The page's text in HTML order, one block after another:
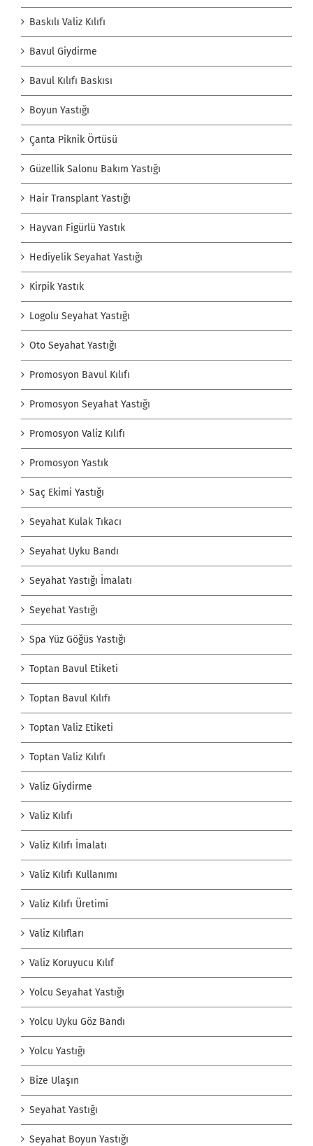
Baskılı Valiz Kılıfı
Bavul Giydirme
Bavul Kılıfı Baskısı
Boyun Yastığı
Çanta Piknik Örtüsü
Güzellik Salonu Bakım Yastığı
Hair Transplant Yastığı
Hayvan Figürlü Yastık
Hediyelik Seyahat Yastığı
Kirpik Yastık
Logolu Seyahat Yastığı
Oto Seyahat Yastığı
Promosyon Bavul Kılıfı
Promosyon Seyahat Yastığı
Promosyon Valiz Kılıfı
Promosyon Yastık
Saç Ekimi Yastığı
Seyahat Kulak Tıkacı
Seyahat Uyku Bandı
Seyahat Yastığı İmalatı
Seyehat Yastığı
Spa Yüz Göğüs Yastığı
Toptan Bavul Etiketi
Toptan Bavul Kılıfı
Toptan Valiz Etiketi
Toptan Valiz Kılıfı
Valiz Giydirme
Valiz Kılıfı
Valiz Kılıfı İmalatı
Valiz Kılıfı Kullanımı
Valiz Kılıfı Üretimi
Valiz Kılıfları
Valiz Koruyucu Kılıf
Yolcu Seyahat Yastığı
Yolcu Uyku Göz Bandı
Yolcu Yastığı
Bize Ulaşın
Seyahat Yastığı
Seyahat Boyun Yastığı